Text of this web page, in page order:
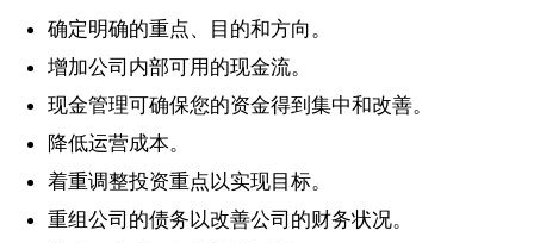
确定明确的重点、目的和方向。
增加公司内部可用的现金流。
现金管理可确保您的资金得到集中和改善。
降低运营成本。
着重调整投资重点以实现目标。
重组公司的债务以改善公司的财务状况。